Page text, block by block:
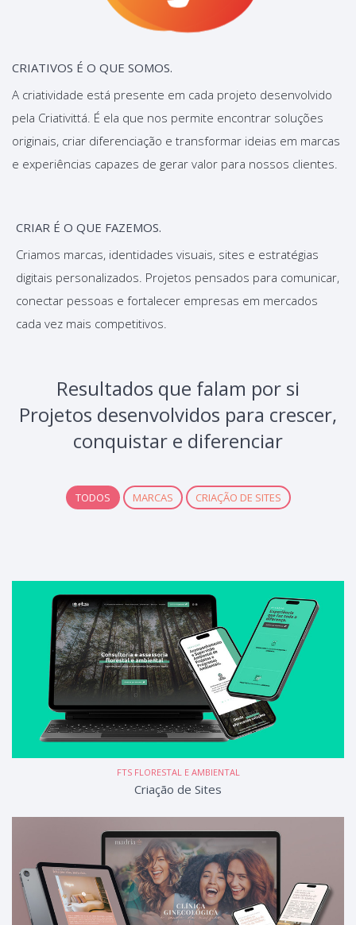
CRIATIVOS É O QUE SOMOS.
A criatividade está presente em cada projeto desenvolvido
pela Criativittá. É ela que nos permite encontrar soluções
originais, criar diferenciação e transformar ideias em marcas
e experiências capazes de gerar valor para nossos clientes.
CRIAR É O QUE FAZEMOS.
Criamos marcas, identidades visuais, sites e estratégias
digitais personalizados. Projetos pensados para comunicar,
conectar pessoas e fortalecer empresas em mercados
cada vez mais competitivos.
Resultados que falam por si
Projetos desenvolvidos para crescer,
conquistar e diferenciar
TODOS MARCAS CRIAÇÃO DE SITES
FTS FLORESTAL E AMBIENTAL
Criação de Sites